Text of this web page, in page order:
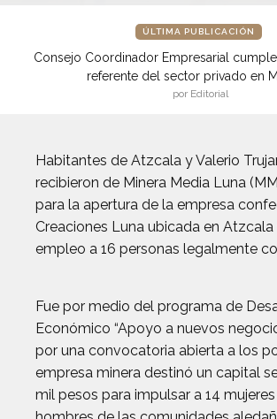
ÚLTIMA PUBLICACIÓN
Consejo Coordinador Empresarial
referente del sector privado en
por Editorial
Habitantes de Atzcala y Valerio
recibieron de Minera Media Luna
para la apertura de la empresa
Creaciones Luna ubicada en
empleo a 16 personas legalmente
Fue por medio del programa de
Económico “Apoyo a nuevos
por una convocatoria abierta a los
empresa minera destinó un capital
mil pesos para impulsar a 14